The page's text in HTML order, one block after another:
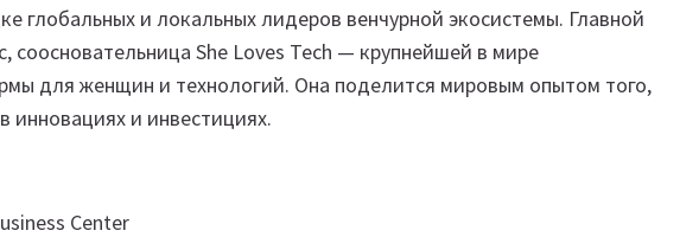
глобальных и локальных лидеров венчурной экосистемы. Главной
соосновательница She Loves Tech — крупнейшей в мире
для женщин и технологий. Она поделится мировым опытом того,
инновациях и инвестициях.
Center